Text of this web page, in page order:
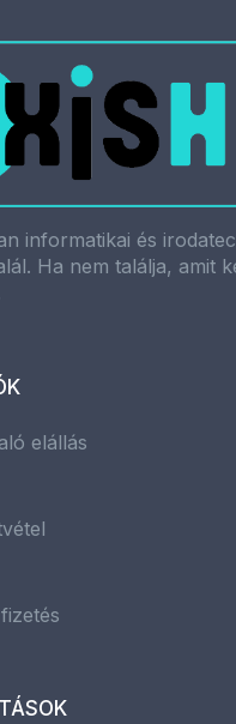
informatikai és
Ha nem találja, amit
elállás